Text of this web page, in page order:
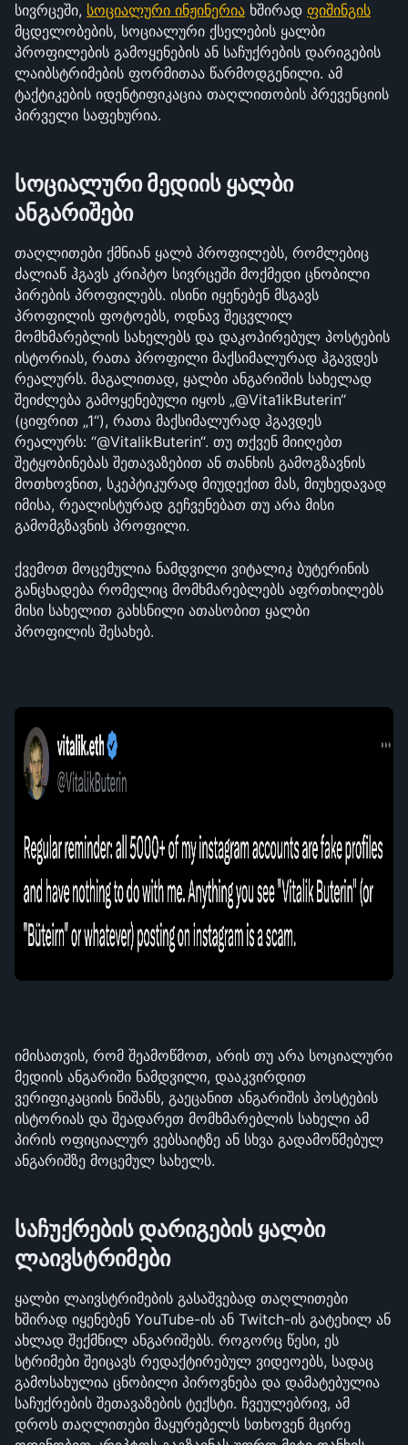
სივრცეში, სოციალური ინჟინერია ხშირად ფიშინგის
მცდელობების, სოციალური ქსელების ყალბი
პროფილების გამოყენების ან საჩუქრების დარიგების
ლაიბსტრიმების ფორმითაა წარმოდგენილი. ამ
ტაქტიკების იდენტიფიკაცია თაღლითობის პრევენციის
პირველი საფეხურია.
სოციალური მედიის ყალბი
ანგარიშები
თაღლითები ქმნიან ყალბ პროფილებს, რომლებიც
ძალიან ჰგავს კრიპტო სივრცეში მოქმედი ცნობილი
პირების პროფილებს. ისინი იყენებენ მსგავს
პროფილის ფოტოებს, ოდნავ შეცვლილ
მომხმარებლის სახელებს და დაკოპირებულ პოსტების
ისტორიას, რათა პროფილი მაქსიმალურად ჰგავდეს
რეალურს. მაგალითად, ყალბი ანგარიშის სახელად
შეიძლება გამოყენებული იყოს „@Vita1ikButerin“
(ციფრით „1“), რათა მაქსიმალურად ჰგავდეს
რეალურს: “@VitalikButerin“. თუ თქვენ მიიღებთ
შეტყობინებას შეთავაზებით ან თანხის გამოგზავნის
მოთხოვნით, სკეპტიკურად მიუდექით მას, მიუხედავად
იმისა, რეალისტურად გეჩვენებათ თუ არა მისი
გამომგზავნის პროფილი.
ქვემოთ მოცემულია ნამდვილი ვიტალიკ ბუტერინის
განცხადება რომელიც მომხმარებლებს აფრთხილებს
მისი სახელით გახსნილი ათასობით ყალბი
პროფილის შესახებ.
იმისათვის, რომ შეამოწმოთ, არის თუ არა სოციალური
მედიის ანგარიში ნამდვილი, დააკვირდით
ვერიფიკაციის ნიშანს, გაეცანით ანგარიშის პოსტების
ისტორიას და შეადარეთ მომხმარებლის სახელი ამ
პირის ოფიციალურ ვებსაიტზე ან სხვა გადამოწმებულ
ანგარიშზე მოცემულ სახელს.
საჩუქრების დარიგების ყალბი
ლაივსტრიმები
ყალბი ლაივსტრიმების გასაშვებად თაღლითები
ხშირად იყენებენ YouTube-ის ან Twitch-ის გატეხილ ან
ახლად შექმნილ ანგარიშებს. როგორც წესი, ეს
სტრიმები შეიცავს რედაქტირებულ ვიდეოებს, სადაც
გამოსახულია ცნობილი პიროვნება და დამატებულია
საჩუქრების შეთავაზების ტექსტი. ჩვეულებრივ, ამ
დროს თაღლითები მაყურებელს სთხოვენ მცირე